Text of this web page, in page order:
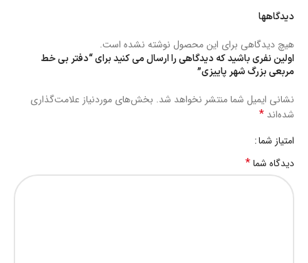
دیدگاهها
هیچ دیدگاهی برای این محصول نوشته نشده است.
اولین نفری باشید که دیدگاهی را ارسال می کنید برای “دفتر بی خط
مربعی بزرگ شهر پاییزی”
نشانی ایمیل شما منتشر نخواهد شد. بخش‌های موردنیاز علامت‌گذاری
شده‌اند *
امتیاز شما
دیدگاه شما*